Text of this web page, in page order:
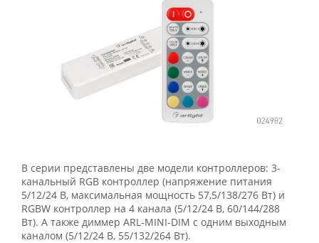
В серии представлены две модели контроллеров: 3-
канальный RGB контроллер (напряжение питания
5/12/24 В, максимальная мощность 57,5/138/276 Вт) и
RGBW контроллер на 4 канала (5/12/24 В, 60/144/288
Вт). А также диммер ARL-MINI-DIM c одним выходным
каналом (5/12/24 В, 55/132/264 Вт).